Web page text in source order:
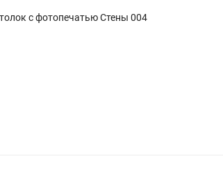
с фотопечатью Стены 004